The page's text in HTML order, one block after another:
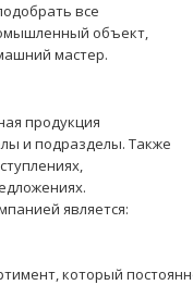
все
объект,
мастер.
продукция
и подразделы. Также
является:
который